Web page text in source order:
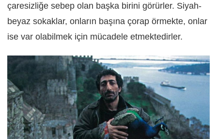
çaresizliğe sebep olan başka birini görürler. Siyah-
beyaz sokaklar, onların başına çorap örmekte, onlar
ise var olabilmek için mücadele etmektedirler.